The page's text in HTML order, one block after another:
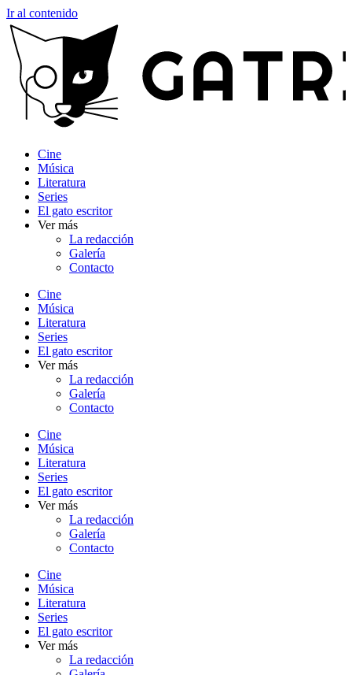
Ir al contenido
Cine
Música
Literatura
Series
El gato escritor
Ver más
La redacción
Galería
Contacto
Cine
Música
Literatura
Series
El gato escritor
Ver más
La redacción
Galería
Contacto
Cine
Música
Literatura
Series
El gato escritor
Ver más
La redacción
Galería
Contacto
Cine
Música
Literatura
Series
El gato escritor
Ver más
La redacción